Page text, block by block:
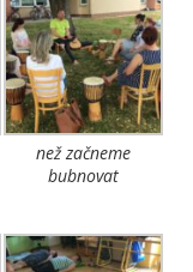
než začneme
bubnovat